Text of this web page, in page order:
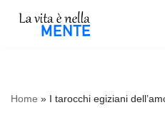
Home » I tarocchi egiziani